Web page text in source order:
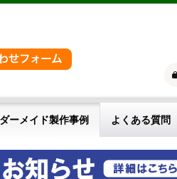
ーメイド製作事例 よくある質問